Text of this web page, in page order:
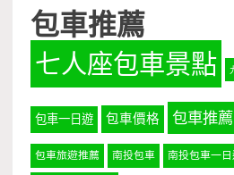
包車推薦
七人座包車景點
包車一日遊 包車價格 包車推薦
包車旅遊推薦 南投包車 南投包車一